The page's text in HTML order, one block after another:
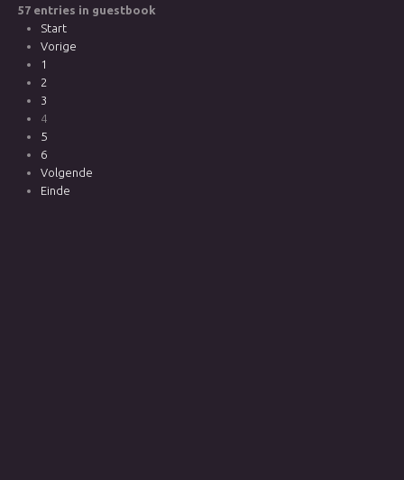
57 entries in guestbook
Start
Vorige
1
2
3
4
5
6
Volgende
Einde